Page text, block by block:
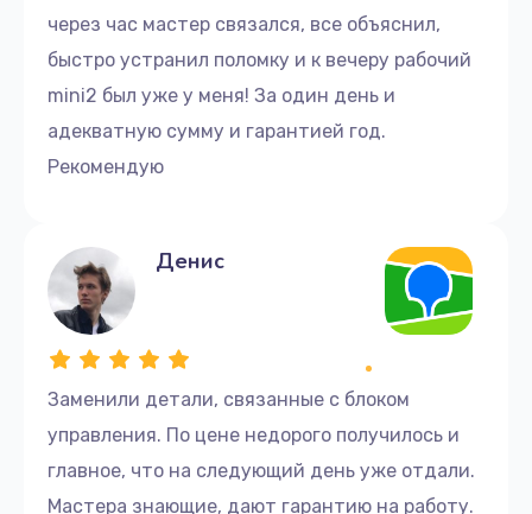
через час мастер связался, все объяснил,
быстро устранил поломку и к вечеру рабочий
mini2 был уже у меня! За один день и
адекватную сумму и гарантией год.
Рекомендую
Заменили детали, связанные с блоком
управления. По цене недорого получилось и
главное, что на следующий день уже отдали.
Мастера знающие, дают гарантию на работу.
Денис